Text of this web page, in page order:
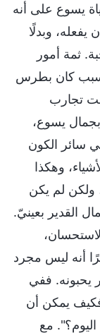
يسوع على أنه
وبدلًا
ثمة أمور
كان بطرس
تجارب
يسوع،
سائر الكون
وهكذا
لم يكن
القدير بعينيّ.
أنه ليس مجرد
يحبونه. ففي
فكيف يمكن أن
مع